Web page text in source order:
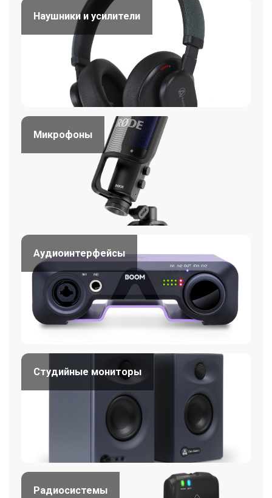
Наушники и усилители
Микрофоны
Аудиоинтерфейсы
Студийные мониторы
Радиосистемы